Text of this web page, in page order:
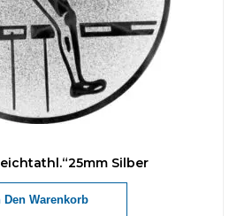
Silber
Den Warenkorb